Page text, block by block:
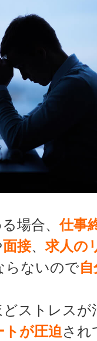
場合、仕事
面接、求人の
らないので
ストレス
トが圧迫され